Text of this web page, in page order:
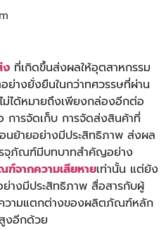
ง ที่เกิดขึ้นส่งผลให้อุตสาหกรรม
อย่างยั่งยืนในกว่าทศวรรษที่ผ่าน
ม่ได้หมายถึงเพียงกล่องอีกต่อ
การจัดเก็บ การจัดส่งสินค้าที่
ย้ายอย่างมีประสิทธิภาพ ส่งผล
รจุภัณฑ์มีบทบาทสำคัญอย่าง
จากความเสียหายเท่านั้น แต่ยัง
ย่างมีประสิทธิภาพ สื่อสารกับผู้
ความแตกต่างของผลิตภัณฑ์หลัก
งอีกด้วย